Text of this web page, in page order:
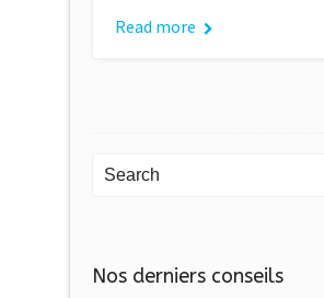
Read more
Nos derniers conseils